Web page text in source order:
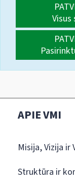
Visus
APIE VMI
Misija, Vizija ir
Struktūra ir